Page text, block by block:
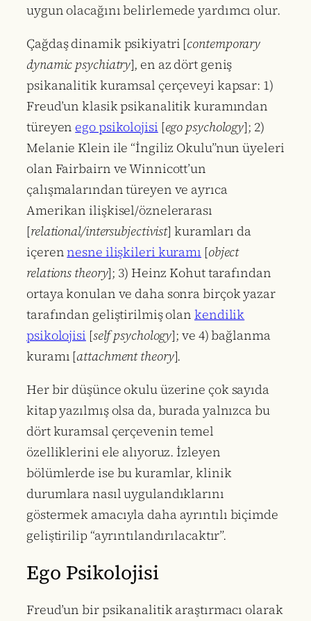
uygun olacağını belirlemede yardımcı olur.
Çağdaş dinamik psikiyatri [contemporary
dynamic psychiatry], en az dört geniş
psikanalitik kuramsal çerçeveyi kapsar: 1)
Freud’un klasik psikanalitik kuramından
türeyen ego psikolojisi [ego psychology]; 2)
Melanie Klein ile “İngiliz Okulu”nun üyeleri
olan Fairbairn ve Winnicott’un
çalışmalarından türeyen ve ayrıca
Amerikan ilişkisel/öznelerarası
[relational/intersubjectivist] kuramları da
içerennesne ilişkileri kuramı [object
relations theory]; 3) Heinz Kohut tarafından
ortaya konulan ve daha sonra birçok yazar
tarafından geliştirilmiş olan kendilik
psikolojisi [self psychology]; ve 4) bağlanma
kuramı [attachment theory].
Her bir düşünce okulu üzerine çok sayıda
kitap yazılmış olsa da, burada yalnızca bu
dört kuramsal çerçevenin temel
özelliklerini ele alıyoruz. İzleyen
bölümlerde ise bu kuramlar, klinik
durumlara nasıl uygulandıklarını
göstermek amacıyla daha ayrıntılı biçimde
geliştirilip “ayrıntılandırılacaktır”.
Ego Psikolojisi
Freud’un bir psikanalitik araştırmacı olarak